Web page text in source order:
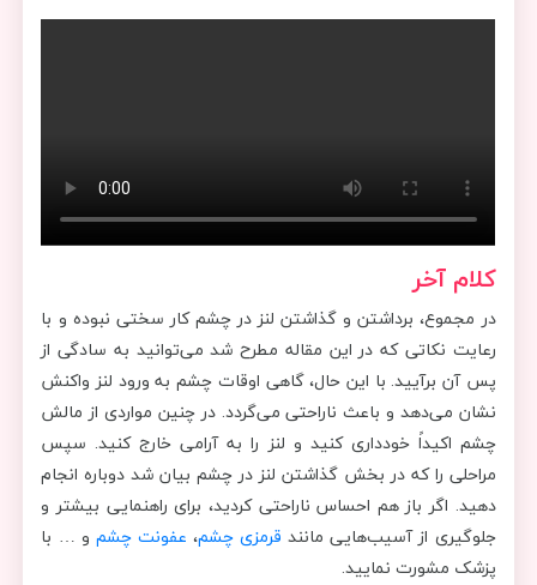
کلام آخر
در مجموع، برداشتن و گذاشتن لنز در چشم کار سختی نبوده و با
رعایت نکاتی که در این مقاله مطرح شد می‌توانید به سادگی از
پس آن برآیید. با این حال، گاهی اوقات چشم به ورود لنز واکنش
نشان می‌دهد و باعث ناراحتی می‌گردد. در چنین مواردی از مالش
چشم اکیداً خودداری کنید و لنز را به آرامی خارج کنید. سپس
مراحلی را که در بخش گذاشتن لنز در چشم بیان شد دوباره انجام
دهید. اگر باز هم احساس ناراحتی کردید، برای راهنمایی بیشتر و
جلوگیری از آسیب‌هایی مانند قرمزی چشم، عفونت چشم و … با
پزشک مشورت نمایید.